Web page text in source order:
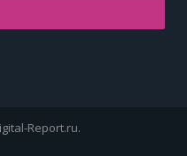
Report.ru.